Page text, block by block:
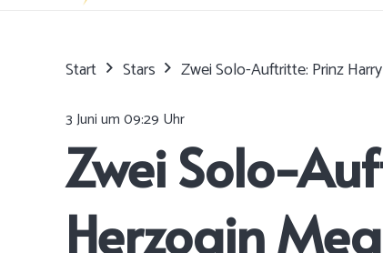
Start Stars Zwei Solo-Auftritte: Prinz
3 Juni um 09:29 Uhr
Zwei Solo-
Herzogin